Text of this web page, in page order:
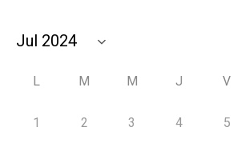
L M M J V
1 2 3 4 5